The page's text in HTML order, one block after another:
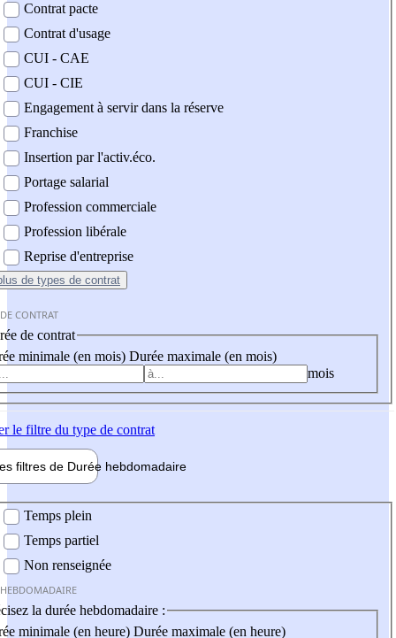
Contrat pacte
Contrat d'usage
CUI - CAE
CUI - CIE
Engagement à servir dans la réserve
Franchise
Insertion par l'activ.éco.
Portage salarial
Profession commerciale
Profession libérale
Reprise d'entreprise
de types de contrat
CONTRAT
de contrat
minimale (en mois) Durée maximale (en mois)
mois
le filtre du type de contrat
filtres de Durée hebdomadaire
Temps plein
Temps partiel
Non renseignée
la durée hebdomadaire :
minimale (en heure) Durée maximale (en heure)